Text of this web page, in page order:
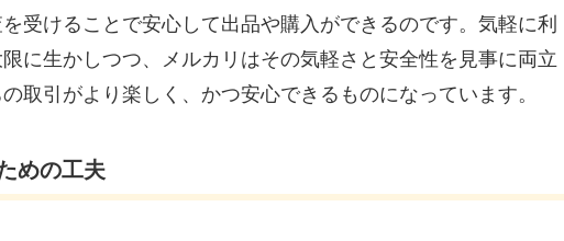
受けることで安心して出品や購入ができるのです。気軽に利
に生かしつつ、メルカリはその気軽さと安全性を見事に両立
取引がより楽しく、かつ安心できるものになっています。
めの工夫